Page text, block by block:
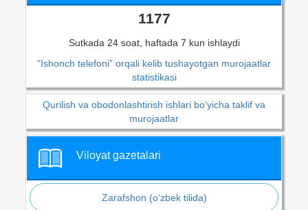
1177
Sutkada 24 soat, haftada 7 kun ishlaydi
“Ishonch telefoni” orqali kelib tushayotgan murojaatlar
statistikasi
Qurilish va obodonlashtirish ishlari bo‘yicha taklif va
murojaatlar
Viloyat gazetalari
Zarafshon (o‘zbek tilida)